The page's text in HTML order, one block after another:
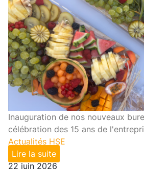
Inauguration de nos nouveaux
célébration des 15 ans de
Actualités HSE
Lire la suite
22 juin 2026